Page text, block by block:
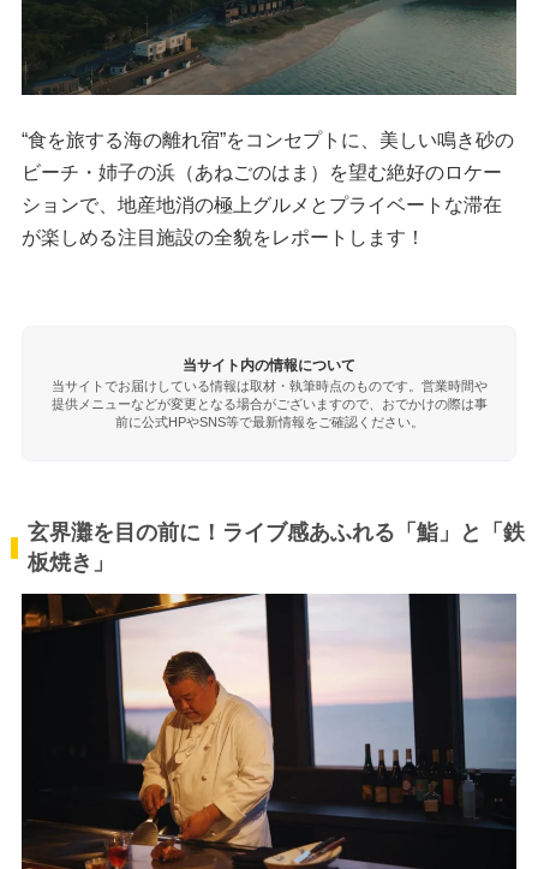
“食を旅する海の離れ宿”をコンセプトに、美しい鳴き砂の
ビーチ・姉子の浜（あねごのはま）を望む絶好のロケー
ションで、地産地消の極上グルメとプライベートな滞在
が楽しめる注目施設の全貌をレポートします！
当サイト内の情報について
当サイトでお届けしている情報は取材・執筆時点のものです。営業時間や
提供メニューなどが変更となる場合がございますので、おでかけの際は事
前に公式HPやSNS等で最新情報をご確認ください。
玄界灘を目の前に！ライブ感あふれる「鮨」と「鉄
板焼き」